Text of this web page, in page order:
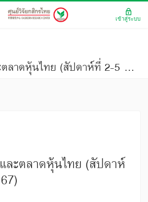
ค่าเงินบาท และตลาดหุ้นไทย (สัปดาห์ที่ 2-5 ม.ค. 67)
ละตลาดหุ้นไทย (สัปดาห์
เข้าสู่ระบบ